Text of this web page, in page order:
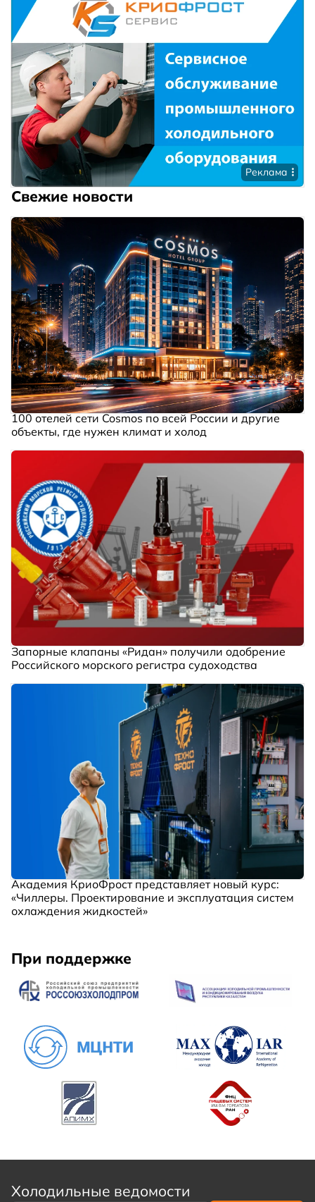
Реклама
Свежие новости
100 отелей сети Cosmos по всей России и другие
объекты, где нужен климат и холод
Запорные клапаны «Ридан» получили одобрение
Российского морского регистра судоходства
Академия КриоФрост представляет новый курс:
«Чиллеры. Проектирование и эксплуатация систем
охлаждения жидкостей»
При поддержке
Холодильные ведомости